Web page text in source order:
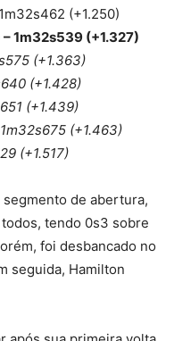
(+1.250)
1m32s539 (+1.327)
(+1.363)
(+1.428)
(+1.439)
(+1.463)
(+1.517)
de abertura,
tendo 0s3 sobre
foi desbancado no
seguida, Hamilton